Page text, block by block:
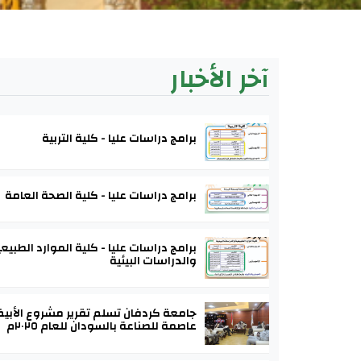
آخر الأخبار
برامج دراسات عليا - كلية التربية
برامج دراسات عليا - كلية الصحة العامة
برامج دراسات عليا - كلية الموارد
والدراسات البيئية
جامعة كردفان تسلم تقرير مشروع
عاصمة للصناعة بالسودان للعام ٢٠٢٥م